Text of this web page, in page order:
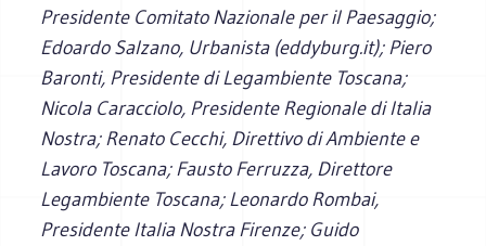
Presidente Comitato Nazionale per il Paesaggio;
Edoardo Salzano, Urbanista (eddyburg.it); Piero
Baronti, Presidente di Legambiente Toscana;
Nicola Caracciolo, Presidente Regionale di Italia
Nostra; Renato Cecchi, Direttivo di Ambiente e
Lavoro Toscana; Fausto Ferruzza, Direttore
Legambiente Toscana; Leonardo Rombai,
Presidente Italia Nostra Firenze; Guido